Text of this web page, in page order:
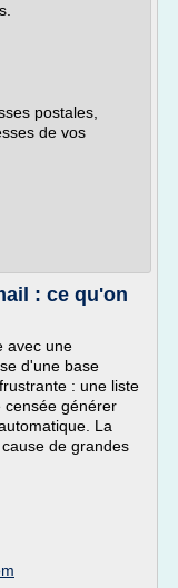
postales,
de vos
: ce qu'on
avec une
d'une base
: une liste
censée générer
La
de grandes